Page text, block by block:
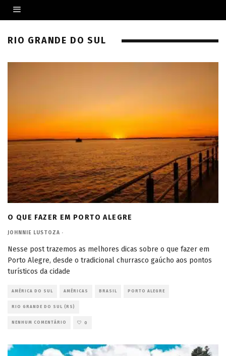
RIO GRANDE DO SUL
O QUE FAZER EM PORTO ALEGRE
JOHNNIE LUSTOZA ·
Nesse post trazemos as melhores dicas sobre o que fazer em
Porto Alegre, desde o tradicional churrasco gaúcho aos pontos
turísticos da cidade
AMÉRICA DO SUL AMÉRICAS BRASIL PORTO ALEGRE
RIO GRANDE DO SUL (RS)
NENHUM COMENTÁRIO 0